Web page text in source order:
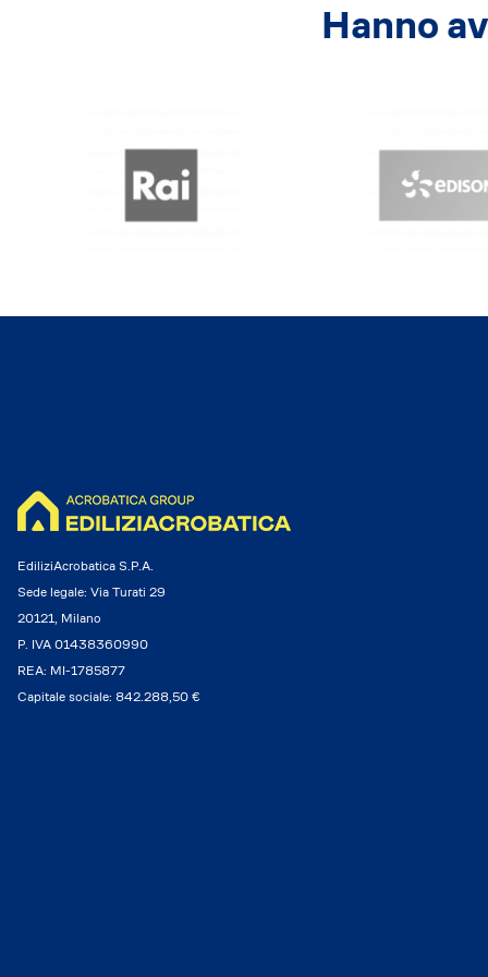
Hanno
EdiliziAcrobatica S.P.A.
Sede legale: Via Turati 29
20121, Milano
P. IVA 01438360990
REA: MI-1785877
Capitale sociale: 842.288,50 €